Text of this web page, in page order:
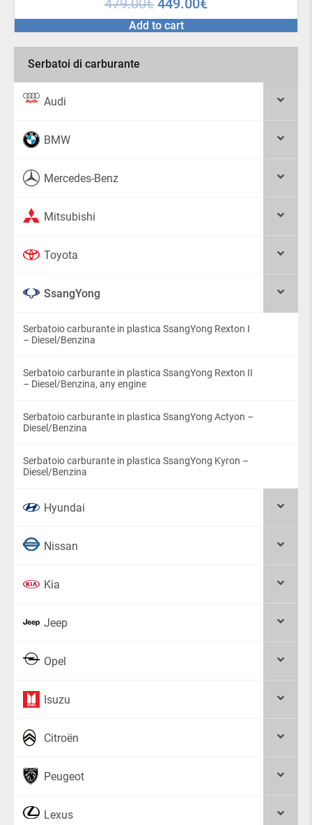
Serbatoi di carburante
Audi
BMW
Mercedes-Benz
Mitsubishi
Toyota
SsangYong
Serbatoio carburante in plastica SsangYong Rexton I
– Diesel/Benzina
Serbatoio carburante in plastica SsangYong Rexton II
– Diesel/Benzina, any engine
Serbatoio carburante in plastica SsangYong Actyon –
Diesel/Benzina
Serbatoio carburante in plastica SsangYong Kyron –
Diesel/Benzina
Hyundai
Nissan
Kia
Jeep
Opel
Isuzu
Citroën
Peugeot
Lexus
479.00€ 449.00€
Add to cart